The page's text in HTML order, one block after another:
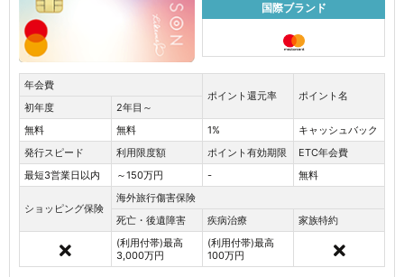
国際ブランド
年会費
ポイント還元率
ポイント名
初年度
2年目～
無料
無料 1%
キャッシュバック
発行スピード
利用限度額 ポイント有効期限
ETC年会費
最短3営業日以内
～150万円 - 無料
ショッピング保険
海外旅行傷害保険
死亡・後遺障害
疾病治療
家族特約
(利用付帯)最高
3,000万円
(利用付帯)最高
100万円